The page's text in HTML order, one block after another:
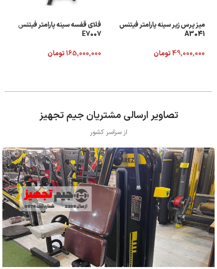
میز پرس زیر سینه پارامتر فیتنس
A3041
49,000,000تومان
فلای قفسه سینه پارامتر فیتنس
E7007
165,000,000تومان
تصاویر ارسالی مشتریان جیم تجهیز
از سراسر کشور